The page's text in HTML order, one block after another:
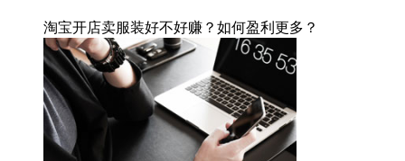
淘宝开店卖服装好不好赚？如何盈利更多？